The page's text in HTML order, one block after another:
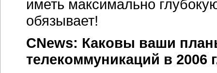
иметь максимально
обязывает!
CNews: Каковы ваши
телекоммуникаций в 2006